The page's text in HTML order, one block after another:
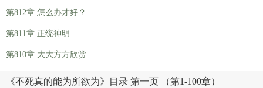
第812章 怎么办才好？
第811章 正统神明
第810章 大大方方欣赏
《不死真的能为所欲为》目录 第一页 （第1-100章）